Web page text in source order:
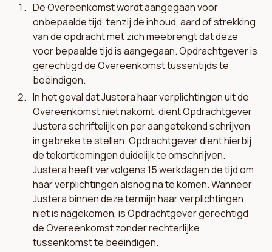
De Overeenkomst wordt aangegaan voor
onbepaalde tijd, tenzij de inhoud, aard of strekking
van de opdracht met zich meebrengt dat deze
voor bepaalde tijd is aangegaan. Opdrachtgever is
gerechtigd de Overeenkomst tussentijds te
beëindigen.
In het geval dat Justera haar verplichtingen uit de
Overeenkomst niet nakomt, dient Opdrachtgever
Justera schriftelijk en per aangetekend schrijven
in gebreke te stellen. Opdrachtgever dient hierbij
de tekortkomingen duidelijk te omschrijven.
Justera heeft vervolgens 15 werkdagen de tijd om
haar verplichtingen alsnog na te komen. Wanneer
Justera binnen deze termijn haar verplichtingen
niet is nagekomen, is Opdrachtgever gerechtigd
de Overeenkomst zonder rechterlijke
tussenkomst te beëindigen.